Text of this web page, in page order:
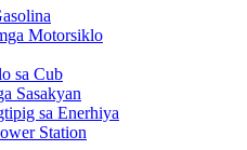
Motorsiklo
sa Cub
Sasakyan
sa Enerhiya
Station